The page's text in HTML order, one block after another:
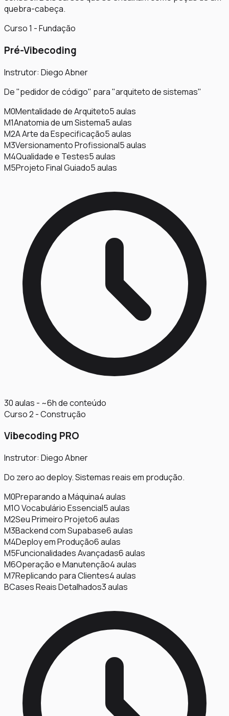
quebra-cabeça.
Curso 1 - Fundação
Pré-Vibecoding
Instrutor: Diego Abner
De "pedidor de código" para "arquiteto de sistemas"
M0Mentalidade de Arquiteto5aulas
M1Anatomia de um Sistema5aulas
M2A Arte da Especificação5aulas
M3Versionamento Profissional5aulas
M4Qualidade e Testes5aulas
M5Projeto Final Guiado5aulas
30 aulas - ~6h de conteúdo
Curso 2 - Construção
Vibecoding PRO
Instrutor: Diego Abner
Do zero ao deploy. Sistemas reais em produção.
M0Preparando a Máquina4aulas
M1O Vocabulário Essencial5aulas
M2Seu Primeiro Projeto6aulas
M3Backend com Supabase6aulas
M4Deploy em Produção6aulas
M5Funcionalidades Avançadas6aulas
M6Operação e Manutenção4aulas
M7Replicando para Clientes4aulas
BCases Reais Detalhados3aulas